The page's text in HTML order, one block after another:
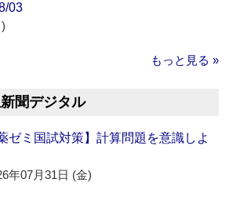
03
もっと見る »
聞デジタル
薬ゼミ国試対策】計算問題を意識しよ
年07月31日 (金)